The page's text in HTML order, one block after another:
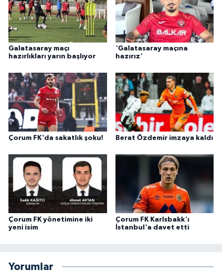
Galatasaray maçı
hazırlıkları yarın başlıyor
'Galatasaray maçına
hazırız'
Çorum FK'da sakatlık şoku! Berat Özdemir imzaya kaldı
Çorum FK yönetimine iki
yeni isim
Çorum FK Karlsbakk'ı
İstanbul'a davet etti
Yorumlar